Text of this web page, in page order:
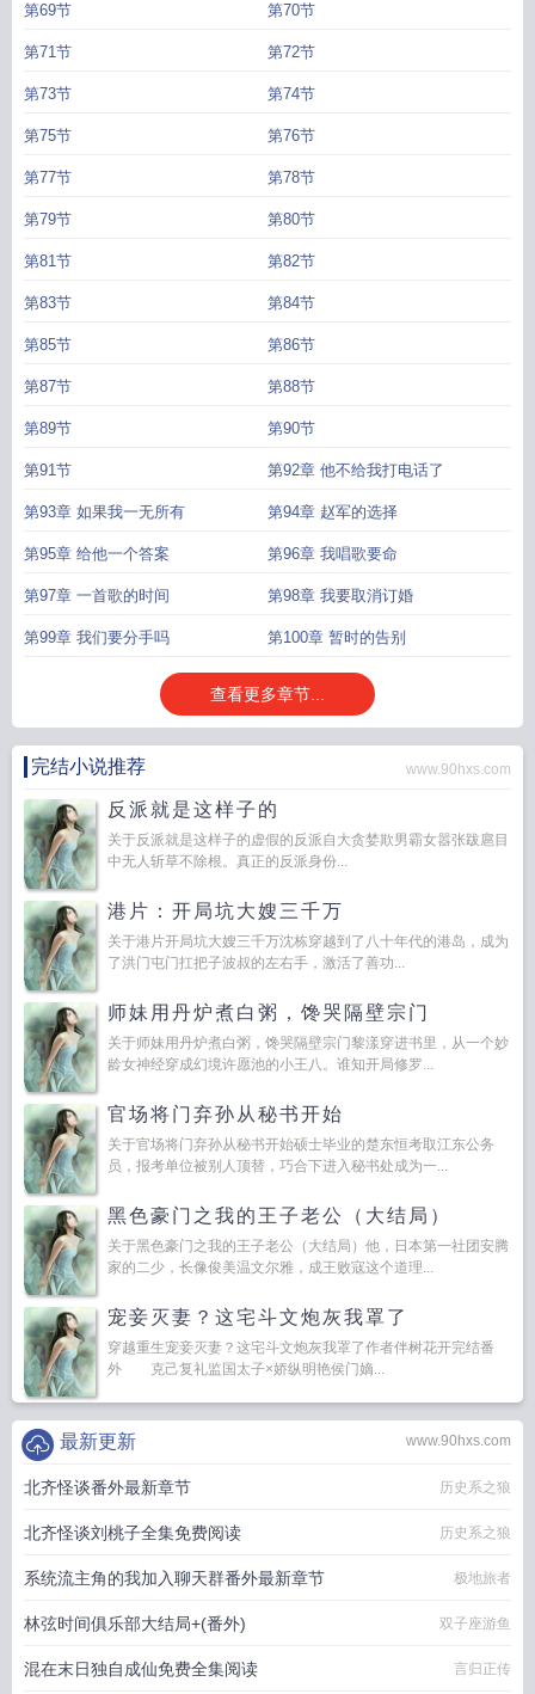
第69节 第70节
第71节 第72节
第73节 第74节
第75节 第76节
第77节 第78节
第79节 第80节
第81节 第82节
第83节 第84节
第85节 第86节
第87节 第88节
第89节 第90节
第91节 第92章 他不给我打电话了
第93章 如果我一无所有 第94章 赵军的选择
第95章 给他一个答案 第96章 我唱歌要命
第97章 一首歌的时间 第98章 我要取消订婚
第99章 我们要分手吗 第100章 暂时的告别
查看更多章节...
完结小说推荐 www.90hxs.com
反派就是这样子的
关于反派就是这样子的虚假的反派自大贪婪欺男霸女嚣张跋扈目
中无人斩草不除根。真正的反派身份...
港片：开局坑大嫂三千万
关于港片开局坑大嫂三千万沈栋穿越到了八十年代的港岛，成为
了洪门屯门扛把子波叔的左右手，激活了善功...
师妹用丹炉煮白粥，馋哭隔壁宗门
关于师妹用丹炉煮白粥，馋哭隔壁宗门黎漾穿进书里，从一个妙
龄女神经穿成幻境许愿池的小王八。谁知开局修罗...
官场将门弃孙从秘书开始
关于官场将门弃孙从秘书开始硕士毕业的楚东恒考取江东公务
员，报考单位被别人顶替，巧合下进入秘书处成为一...
黑色豪门之我的王子老公（大结局）
关于黑色豪门之我的王子老公（大结局）他，日本第一社团安腾
家的二少，长像俊美温文尔雅，成王败寇这个道理...
宠妾灭妻？这宅斗文炮灰我罩了
穿越重生宠妾灭妻？这宅斗文炮灰我罩了作者伴树花开完结番
外 克己复礼监国太子×娇纵明艳侯门嫡...
www.90hxs.com
最新更新
北齐怪谈番外最新章节 历史系之狼
北齐怪谈刘桃子全集免费阅读 历史系之狼
系统流主角的我加入聊天群番外最新章节 极地旅者
林弦时间俱乐部大结局+(番外) 双子座游鱼
混在末日独自成仙免费全集阅读 言归正传